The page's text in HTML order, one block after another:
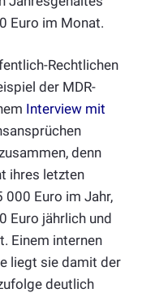
Euro im Monat.
Rechtlichen
der MDR-
Interview mit
denn
ihres letzten
Euro im Jahr,
Euro jährlich und
Einem internen
liegt sie damit der
deutlich